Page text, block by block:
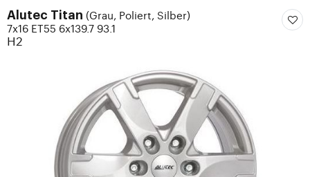
Alutec Titan (Grau, Poliert, Silber)
7x16 ET55 6x139.7 93.1
H2